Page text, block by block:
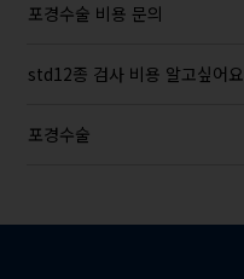
포경수술 비용 문의
std12종 검사 비용 알고싶어요
포경수술